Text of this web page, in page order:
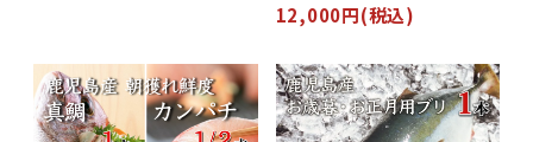
12,000円(税込)